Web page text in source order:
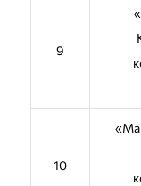
9
10